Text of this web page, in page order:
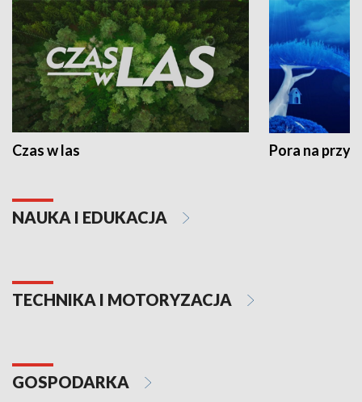
Czas w las Pora na
NAUKA I EDUKACJA
TECHNIKA I MOTORYZACJA
GOSPODARKA